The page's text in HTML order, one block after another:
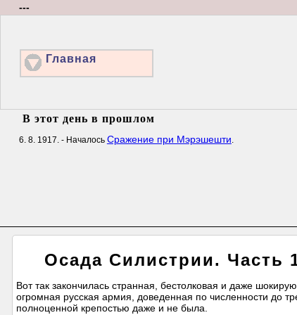
---
Главная
В этот день в прошлом
6. 8. 1917. - Началось Сражение при Мэрэшешти.
Осада Силистрии. Часть
Вот так закончилась странная, бестолковая и даже
огромная русская армия, доведенная по численности до
полноценной крепостью даже и не была.